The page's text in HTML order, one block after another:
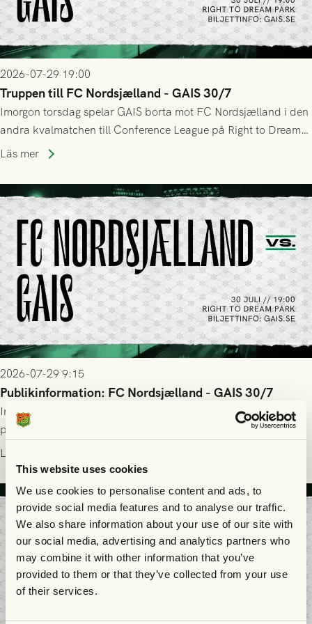
This website uses cookies
We use cookies to personalise content and ads, to
provide social media features and to analyse our traffic.
We also share information about your use of our site with
our social media, advertising and analytics partners who
may combine it with other information that you’ve
provided to them or that they’ve collected from your use
of their services.
2026-07-29 19:00
Truppen till FC Nordsjælland - GAIS 30/7
Imorgon torsdag spelar GAIS borta mot FC Nordsjælland i den
andra kvalmatchen till Conference League på Right to Dream
Park! Fredrik Holmberg och ledarstaben har tagit ut följande
Läs mer
2026-07-29 9:15
Publikinformation: FC Nordsjælland - GAIS 30/7
Information för dig som ska se FC Nordsjælland - GAIS på
plats på Right to Dream Park torsdagen den 30/7 kl. 19.00.
Läs mer